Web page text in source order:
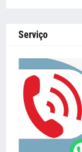
Serviço